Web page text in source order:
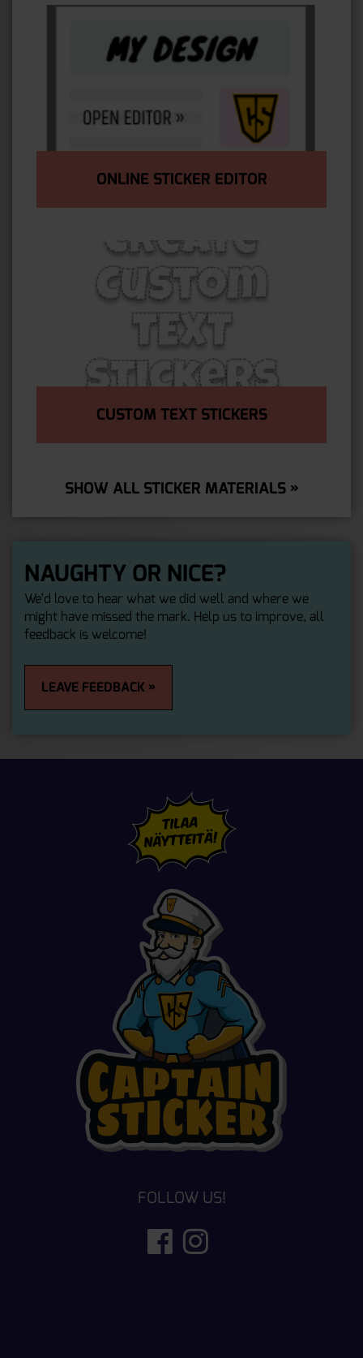
ONLINE STICKER EDITOR
CUSTOM TEXT STICKERS
SHOW ALL STICKER MATERIALS »
NAUGHTY OR NICE?
We’d love to hear what we did well and where we
might have missed the mark. Help us to improve, all
feedback is welcome!
LEAVE FEEDBACK »
FOLLOW US!